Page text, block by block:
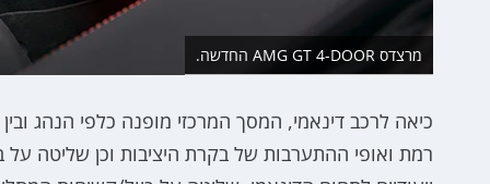
מרצדס AMG GT 4-DOOR החדשה.
כיאה לרכב דינאמי, המסך המרכזי מופנה כלפי הנהג
רמת ואופי ההתערבות של בקרת היציבות וכן שליטה